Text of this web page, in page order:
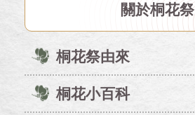
關於桐花祭
桐花祭由來
桐花小百科